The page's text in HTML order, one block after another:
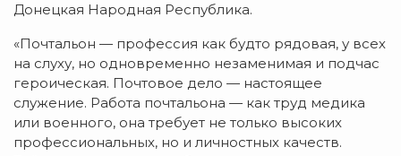
Донецкая Народная Республика.
«Почтальон — профессия как будто рядовая, у всех
на слуху, но одновременно незаменимая и подчас
героическая. Почтовое дело — настоящее
служение. Работа почтальона — как труд медика
или военного, она требует не только высоких
профессиональных, но и личностных качеств.